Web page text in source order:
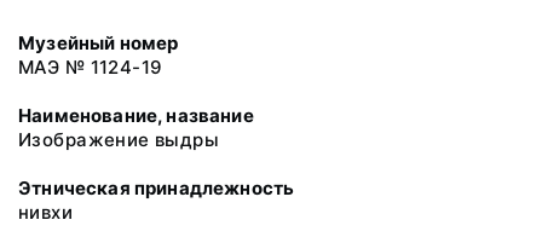
Музейный номер
МАЭ № 1124-19
Наименование, название
Изображение выдры
Этническая принадлежность
нивхи